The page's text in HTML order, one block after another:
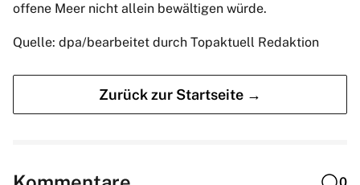
offene Meer nicht allein bewältigen würde.
Quelle: dpa/bearbeitet durch Topaktuell Redaktion
Zurück zur Startseite →
0